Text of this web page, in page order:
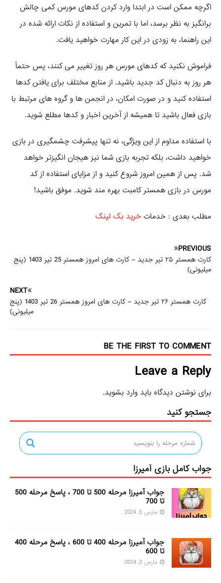
اگرچه ممکن است در ابتدا وارد کردن کدهای مورس کمی چالش‌
برانگیز به نظر برسد، اما با تمرین و استفاده از نکات ارائه شده در
این راهنما، به زودی در این کار مهارت خواهید یافت.
فراموش نکنید که کدهای مورس هر روز تغییر می‌ کنند، پس حتماً
هر روز به دنبال کد جدید باشید. از منابع مختلف برای یافتن کدها
استفاده کنید و در صورت امکان، در انجمن‌ ها و گروه‌ های مرتبط با
بازی فعال باشید تا همیشه از آخرین اخبار و کدها مطلع شوید.
با استفاده مداوم از این ویژگی، نه تنها پیشرفت چشمگیری در بازی
خواهید داشت، بلکه تجربه بازی شما نیز هیجان‌ انگیزتر خواهد
شد. پس از همین امروز شروع کنید و از مزایای استفاده از کد
مورس در بازی همستر کامبت بهره‌ مند شوید. موفق باشید!
مطلب بعدی : خدمات خرید بک لینک
PREVIOUS
کارت همستر ۲۵ تیر جدید – کارت های امروز همستر 25 تیر 1403 (پنج
میلیونی)
NEXT
کارت همستر ۲۶ تیر جدید – کارت های امروز همستر 26 تیر 1403 (پنج
میلیونی)
BE THE FIRST TO COMMENT
Leave a Reply
برای نوشتن دیدگاه باید وارد بشوید.
جستجو کنید
جواب کامل بازی آمیرزا
جواب آمیرزا مرحله 500 تا 700 ، پاسخ مرحله 500
تا 700
مارس 5, 2024
جواب آمیرزا مرحله 400 تا 600 ، پاسخ مرحله 400
تا 600
مارس 3, 2024